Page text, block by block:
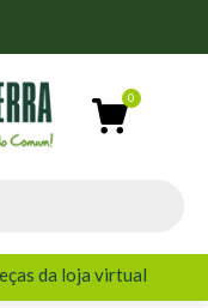
da loja virtual
da loja virtual